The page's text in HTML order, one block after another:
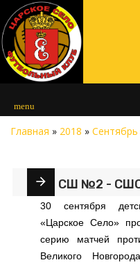
menu
Главная » 2018 » Сентябрь
СШ №2 -
30 сентября
«Царское Село»
серию матчей
Великого